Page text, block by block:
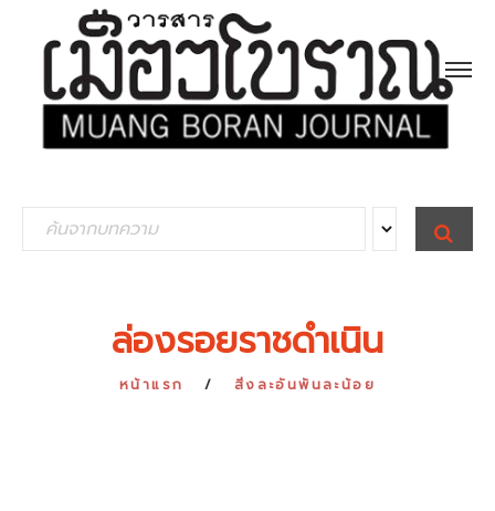
e
S
E
A
ล่องรอยราชดำเนิน
หน้าแรก สิ่งละอันพันละน้อย